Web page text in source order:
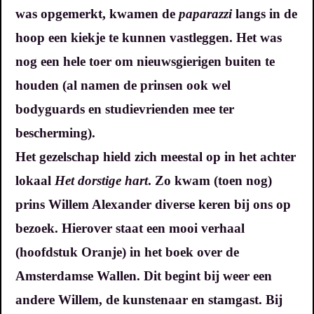
was opgemerkt, kwamen de paparazzilangs in de
hoop een kiekje te kunnen vastleggen. Het was
nog een hele toer om nieuwsgierigen buiten te
houden (al namen de prinsen ook wel
bodyguards en studievrienden mee ter
bescherming).
Het gezelschap hield zich meestal op in het achter
lokaal Het dorstige hart. Zo kwam (toen nog)
prins Willem Alexander diverse keren bij ons op
bezoek. Hierover staat een mooi verhaal
(hoofdstuk Oranje) in het boek over de
Amsterdamse Wallen. Dit begint bij weer een
andere Willem, de kunstenaar en stamgast. Bij